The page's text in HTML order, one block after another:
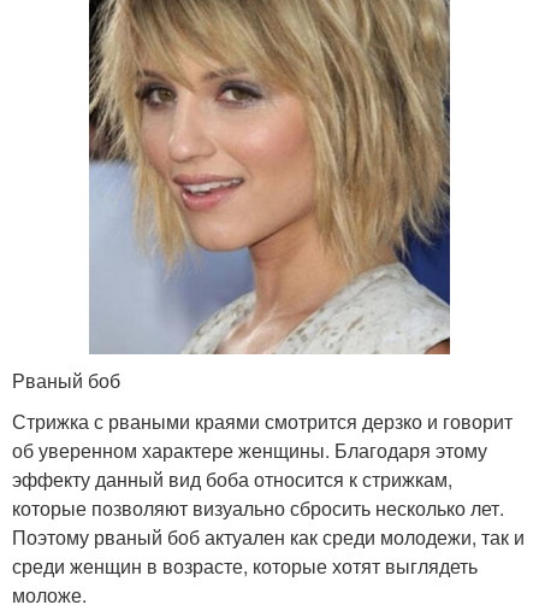
Рваный боб
Стрижка с рваными краями смотрится дерзко и говорит
об уверенном характере женщины. Благодаря этому
эффекту данный вид боба относится к стрижкам,
которые позволяют визуально сбросить несколько лет.
Поэтому рваный боб актуален как среди молодежи, так и
среди женщин в возрасте, которые хотят выглядеть
моложе.